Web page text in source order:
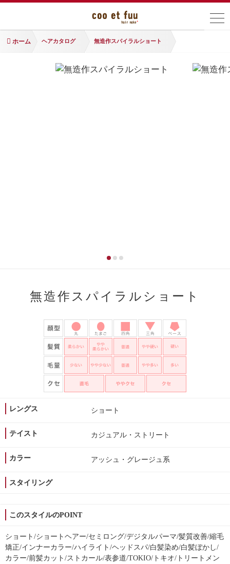
ホーム ヘアカタログ 無造作スパイラルショート
無造作スパイラルショート
レングス ショート
テイスト カジュアル・ストリート
カラー アッシュ・グレージュ系
スタイリング
このスタイルのPOINT
ショート/ショートヘアー/セミロング/デジタルパーマ/髪質改善/縮毛
矯正/インナーカラー/ハイライト/ヘッドスパ/白髪染め/白髪ぼかし/
カラー/前髪カット/ストカール/表参道/TOKIO/トキオ/トリートメン